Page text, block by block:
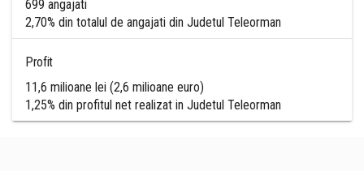
699 angajati
2,70% din totalul de angajati din Judetul Teleorman
Profit
11,6 milioane lei (2,6 milioane euro)
1,25% din profitul net realizat in Judetul Teleorman